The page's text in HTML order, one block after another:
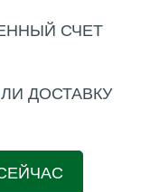
СЧЕТ
ДОСТАВКУ